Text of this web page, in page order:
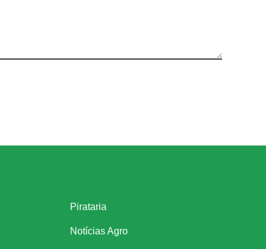
Pirataria
Notícias Agro